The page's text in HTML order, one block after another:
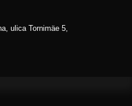
ulica Tornimäe 5,